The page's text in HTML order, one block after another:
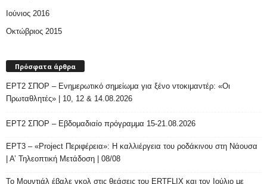
Ιούνιος 2016
Οκτώβριος 2015
Πρόσφατα άρθρα
ΕΡΤ2 ΣΠΟΡ – Ενημερωτικό σημείωμα για ξένο ντοκιμαντέρ: «Οι
Πρωταθλητές» | 10, 12 & 14.08.2026
ΕΡΤ2 ΣΠΟΡ – Εβδομαδιαίο πρόγραμμα 15-21.08.2026
ΕΡΤ3 – «Project Περιφέρεια»: Η καλλιέργεια του ροδάκινου στη Νάουσα
| Α’ Τηλεοπτική Μετάδοση | 08/08
Το Μουντιάλ έβαλε γκολ στις θεάσεις του ERTFLIX και τον Ιούλιο με